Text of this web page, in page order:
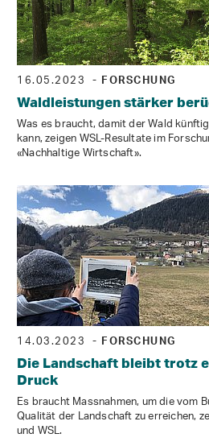
16.05.2023 - FORSCHUNG
Waldleistungen stärker
Was es braucht, damit der Wald
kann, zeigen WSL-Resultate im
«Nachhaltige Wirtschaft».
14.03.2023 - FORSCHUNG
Die Landschaft bleibt trotz
Druck
Es braucht Massnahmen, um die vom
Qualität der Landschaft zu erreichen,
und WSL.